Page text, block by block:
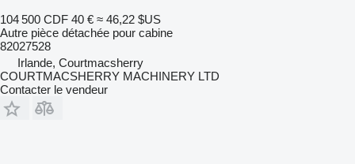
104 500 CDF 40 € ≈ 46,22 $US
Autre pièce détachée pour cabine
82027528
Irlande, Courtmacsherry
COURTMACSHERRY MACHINERY LTD
Contacter le vendeur